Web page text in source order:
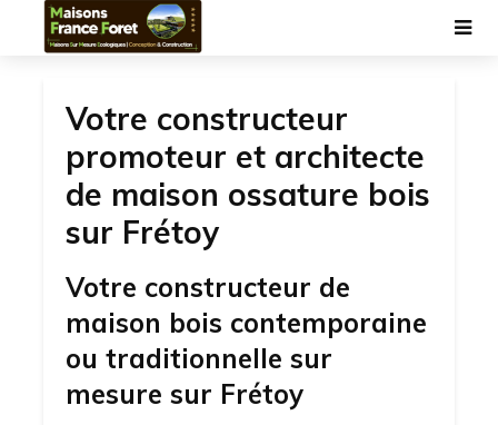
Votre constructeur
promoteur et architecte
de maison ossature bois
sur Frétoy
Votre constructeur de
maison bois contemporaine
ou traditionnelle sur
mesure sur Frétoy